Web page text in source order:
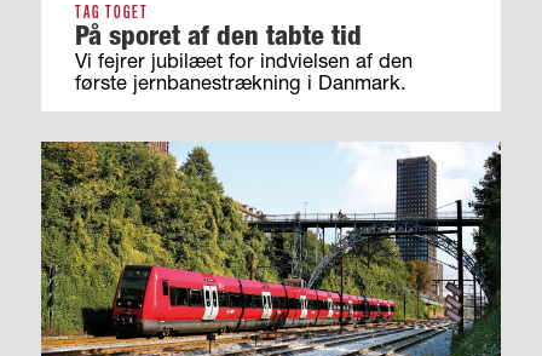
TAG TOGET
På sporet af den tabte tid
Vi fejrer jubilæet for indvielsen af den
første jernbanestrækning i Danmark.